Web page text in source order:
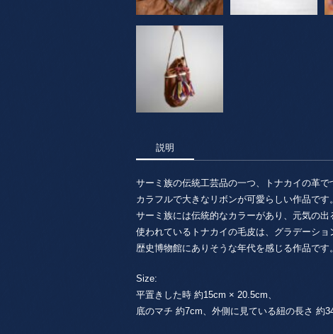
説明
サーミ族の伝統工芸品の一つ、トナカイの革で
カラフルで大きなリボンが可愛らしい作品です。
サーミ族には伝統的なカラーがあり、元気の出
使われているトナカイの毛皮は、グラデーショ
歴史博物館にありそうな年代を感じる作品です。
Size:
平置きした時 約15cm × 20.5cm、
底のマチ 約7cm、外側に見ている紐の長さ 約